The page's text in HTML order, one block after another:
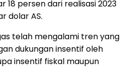
18 persen dari realisasi 2023
dolar AS.
telah mengalami tren yang
dukungan insentif oleh
insentif fiskal maupun